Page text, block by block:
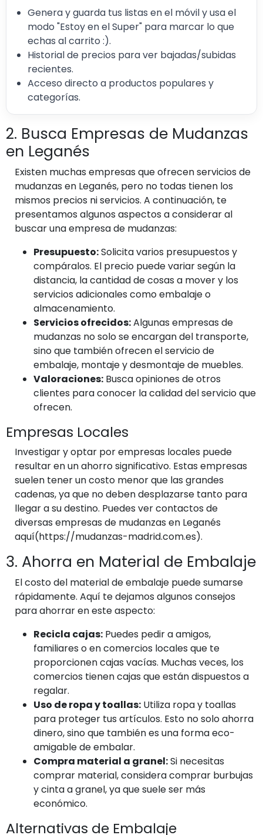
Genera y guarda tus listas en el móvil y usa el
modo "Estoy en el Super" para marcar lo que
echas al carrito :).
Historial de precios para ver bajadas/subidas
recientes.
Acceso directo a productos populares y
categorías.
2. Busca Empresas de Mudanzas
en Leganés
Existen muchas empresas que ofrecen servicios de
mudanzas en Leganés, pero no todas tienen los
mismos precios ni servicios. A continuación, te
presentamos algunos aspectos a considerar al
buscar una empresa de mudanzas:
Presupuesto:Solicita varios presupuestos y
compáralos. El precio puede variar según la
distancia, la cantidad de cosas a mover y los
servicios adicionales como embalaje o
almacenamiento.
Servicios ofrecidos:Algunas empresas de
mudanzas no solo se encargan del transporte,
sino que también ofrecen el servicio de
embalaje, montaje y desmontaje de muebles.
Valoraciones: Busca opiniones de otros
clientes para conocer la calidad del servicio que
ofrecen.
Empresas Locales
Investigar y optar por empresas locales puede
resultar en un ahorro significativo. Estas empresas
suelen tener un costo menor que las grandes
cadenas, ya que no deben desplazarse tanto para
llegar a su destino. Puedes ver contactos de
diversas empresas de mudanzas en Leganés
aquí(https://mudanzas-madrid.com.es).
3. Ahorra en Material de Embalaje
El costo del material de embalaje puede sumarse
rápidamente. Aquí te dejamos algunos consejos
para ahorrar en este aspecto:
Recicla cajas: Puedes pedir a amigos,
familiares o en comercios locales que te
proporcionen cajas vacías. Muchas veces, los
comercios tienen cajas que están dispuestos a
regalar.
Uso de ropa y toallas: Utiliza ropa y toallas
para proteger tus artículos. Esto no solo ahorra
dinero, sino que también es una forma eco-
amigable de embalar.
Compra material a granel:Si necesitas
comprar material, considera comprar burbujas
y cinta a granel, ya que suele ser más
económico.
Alternativas de Embalaje